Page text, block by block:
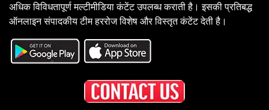
अधिक विविधतापूर्ण मल्टीमीडिया कंटेंट उपलब्ध कराती है। इसकी प्रतिबद्ध
ऑनलाइन संपादकीय टीम हररोज विशेष और विस्तृत कंटेंट देती है।